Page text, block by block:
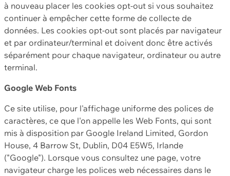
à nouveau placer les cookies opt-out si vous souhaitez
continuer à empêcher cette forme de collecte de
données. Les cookies opt-out sont placés par navigateur
et par ordinateur/terminal et doivent donc être activés
séparément pour chaque navigateur, ordinateur ou autre
terminal.
Google Web Fonts
Ce site utilise, pour l'affichage uniforme des polices de
caractères, ce que l'on appelle les Web Fonts, qui sont
mis à disposition par Google Ireland Limited, Gordon
House, 4 Barrow St, Dublin, D04 E5W5, Irlande
("Google"). Lorsque vous consultez une page, votre
navigateur charge les polices web nécessaires dans le